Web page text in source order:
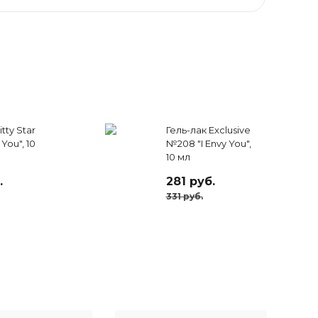
Star
10
Гель-лак Exclusive
№208 "I Envy You",
10 мл
281 руб.
331 руб.